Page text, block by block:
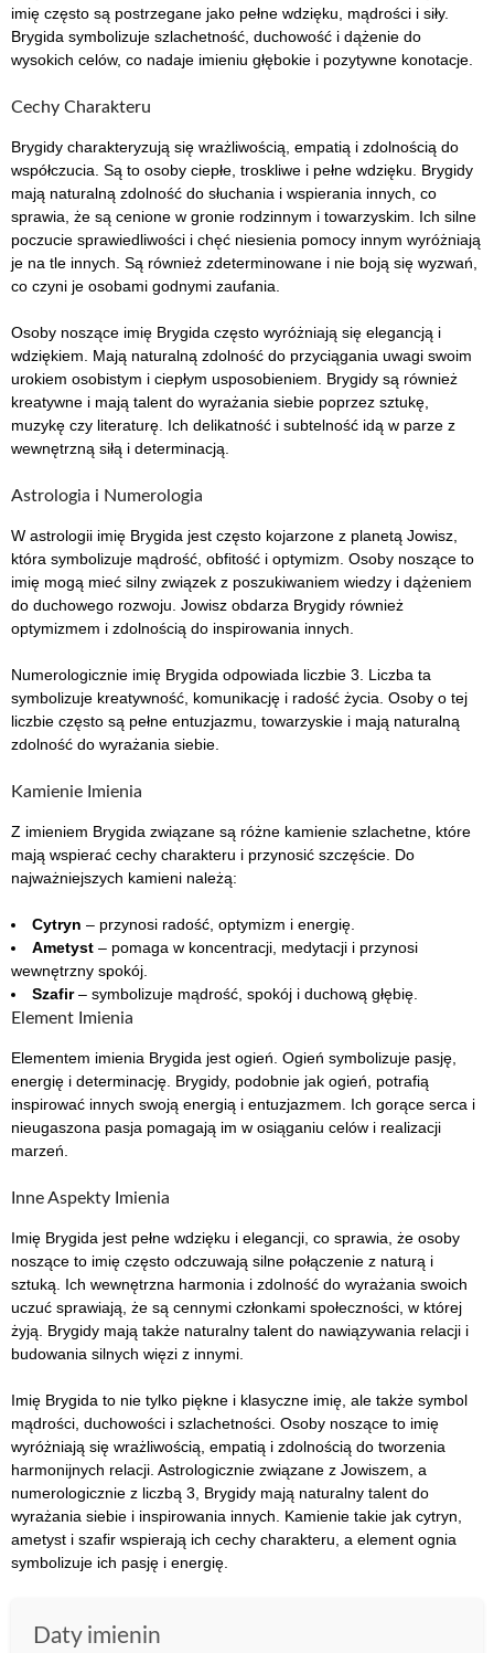
imię często są postrzegane jako pełne wdzięku, mądrości i siły.
Brygida symbolizuje szlachetność, duchowość i dążenie do
wysokich celów, co nadaje imieniu głębokie i pozytywne konotacje.
Cechy Charakteru
Brygidy charakteryzują się wrażliwością, empatią i zdolnością do
współczucia. Są to osoby ciepłe, troskliwe i pełne wdzięku. Brygidy
mają naturalną zdolność do słuchania i wspierania innych, co
sprawia, że są cenione w gronie rodzinnym i towarzyskim. Ich silne
poczucie sprawiedliwości i chęć niesienia pomocy innym wyróżniają
je na tle innych. Są również zdeterminowane i nie boją się wyzwań,
co czyni je osobami godnymi zaufania.
Osoby noszące imię Brygida często wyróżniają się elegancją i
wdziękiem. Mają naturalną zdolność do przyciągania uwagi swoim
urokiem osobistym i ciepłym usposobieniem. Brygidy są również
kreatywne i mają talent do wyrażania siebie poprzez sztukę,
muzykę czy literaturę. Ich delikatność i subtelność idą w parze z
wewnętrzną siłą i determinacją.
Astrologia i Numerologia
W astrologii imię Brygida jest często kojarzone z planetą Jowisz,
która symbolizuje mądrość, obfitość i optymizm. Osoby noszące to
imię mogą mieć silny związek z poszukiwaniem wiedzy i dążeniem
do duchowego rozwoju. Jowisz obdarza Brygidy również
optymizmem i zdolnością do inspirowania innych.
Numerologicznie imię Brygida odpowiada liczbie 3. Liczba ta
symbolizuje kreatywność, komunikację i radość życia. Osoby o tej
liczbie często są pełne entuzjazmu, towarzyskie i mają naturalną
zdolność do wyrażania siebie.
Kamienie Imienia
Z imieniem Brygida związane są różne kamienie szlachetne, które
mają wspierać cechy charakteru i przynosić szczęście. Do
najważniejszych kamieni należą:
Cytryn – przynosi radość, optymizm i energię.
Ametyst – pomaga w koncentracji, medytacji i przynosi
wewnętrzny spokój.
Szafir– symbolizuje mądrość, spokój i duchową głębię.
Element Imienia
Elementem imienia Brygida jest ogień. Ogień symbolizuje pasję,
energię i determinację. Brygidy, podobnie jak ogień, potrafią
inspirować innych swoją energią i entuzjazmem. Ich gorące serca i
nieugaszona pasja pomagają im w osiąganiu celów i realizacji
marzeń.
Inne Aspekty Imienia
Imię Brygida jest pełne wdzięku i elegancji, co sprawia, że osoby
noszące to imię często odczuwają silne połączenie z naturą i
sztuką. Ich wewnętrzna harmonia i zdolność do wyrażania swoich
uczuć sprawiają, że są cennymi członkami społeczności, w której
żyją. Brygidy mają także naturalny talent do nawiązywania relacji i
budowania silnych więzi z innymi.
Imię Brygida to nie tylko piękne i klasyczne imię, ale także symbol
mądrości, duchowości i szlachetności. Osoby noszące to imię
wyróżniają się wrażliwością, empatią i zdolnością do tworzenia
harmonijnych relacji. Astrologicznie związane z Jowiszem, a
numerologicznie z liczbą 3, Brygidy mają naturalny talent do
wyrażania siebie i inspirowania innych. Kamienie takie jak cytryn,
ametyst i szafir wspierają ich cechy charakteru, a element ognia
symbolizuje ich pasję i energię.
Daty imienin